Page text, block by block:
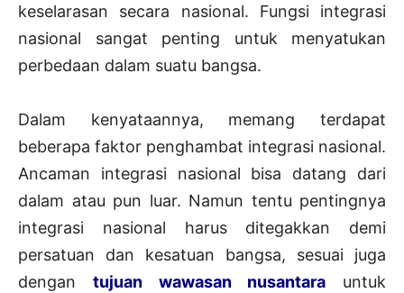
keselarasan secara nasional. Fungsi integrasi
nasional sangat penting untuk menyatukan
perbedaan dalam suatu bangsa.
Dalam kenyataannya, memang terdapat
beberapa faktor penghambat integrasi nasional.
Ancaman integrasi nasional bisa datang dari
dalam atau pun luar. Namun tentu pentingnya
integrasi nasional harus ditegakkan demi
persatuan dan kesatuan bangsa, sesuai juga
dengan tujuan wawasan nusantara untuk